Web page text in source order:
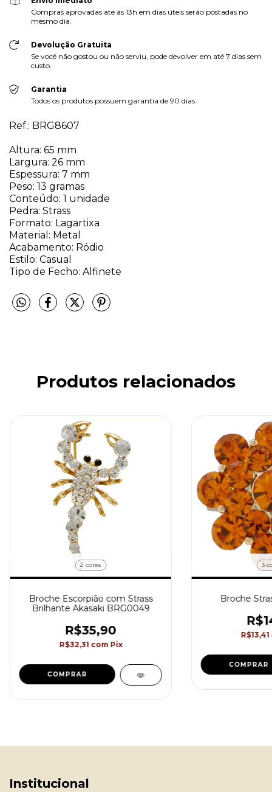
Compras aprovadas até às 13h em dias úteis serão postadas no
mesmo dia.
Devolução Gratuita
Se você não gostou ou não serviu, pode devolver em até 7 dias sem
custo.
Garantia
Todos os produtos possuem garantia de 90 dias.
Ref.: BRG8607
Altura: 65 mm
Largura: 26 mm
Espessura: 7 mm
Peso: 13 gramas
Conteúdo: 1 unidade
Pedra: Strass
Formato: Lagartixa
Material: Metal
Acabamento: Ródio
Estilo: Casual
Tipo de Fecho: Alfinete
Produtos relacionados
2 cores
Broche Escorpião com Strass
Brilhante Akasaki BRG0049
R$35,90
R$32,31 com Pix
COMPRAR
3
Broche
R$13,41
COMPRAR
Institucional